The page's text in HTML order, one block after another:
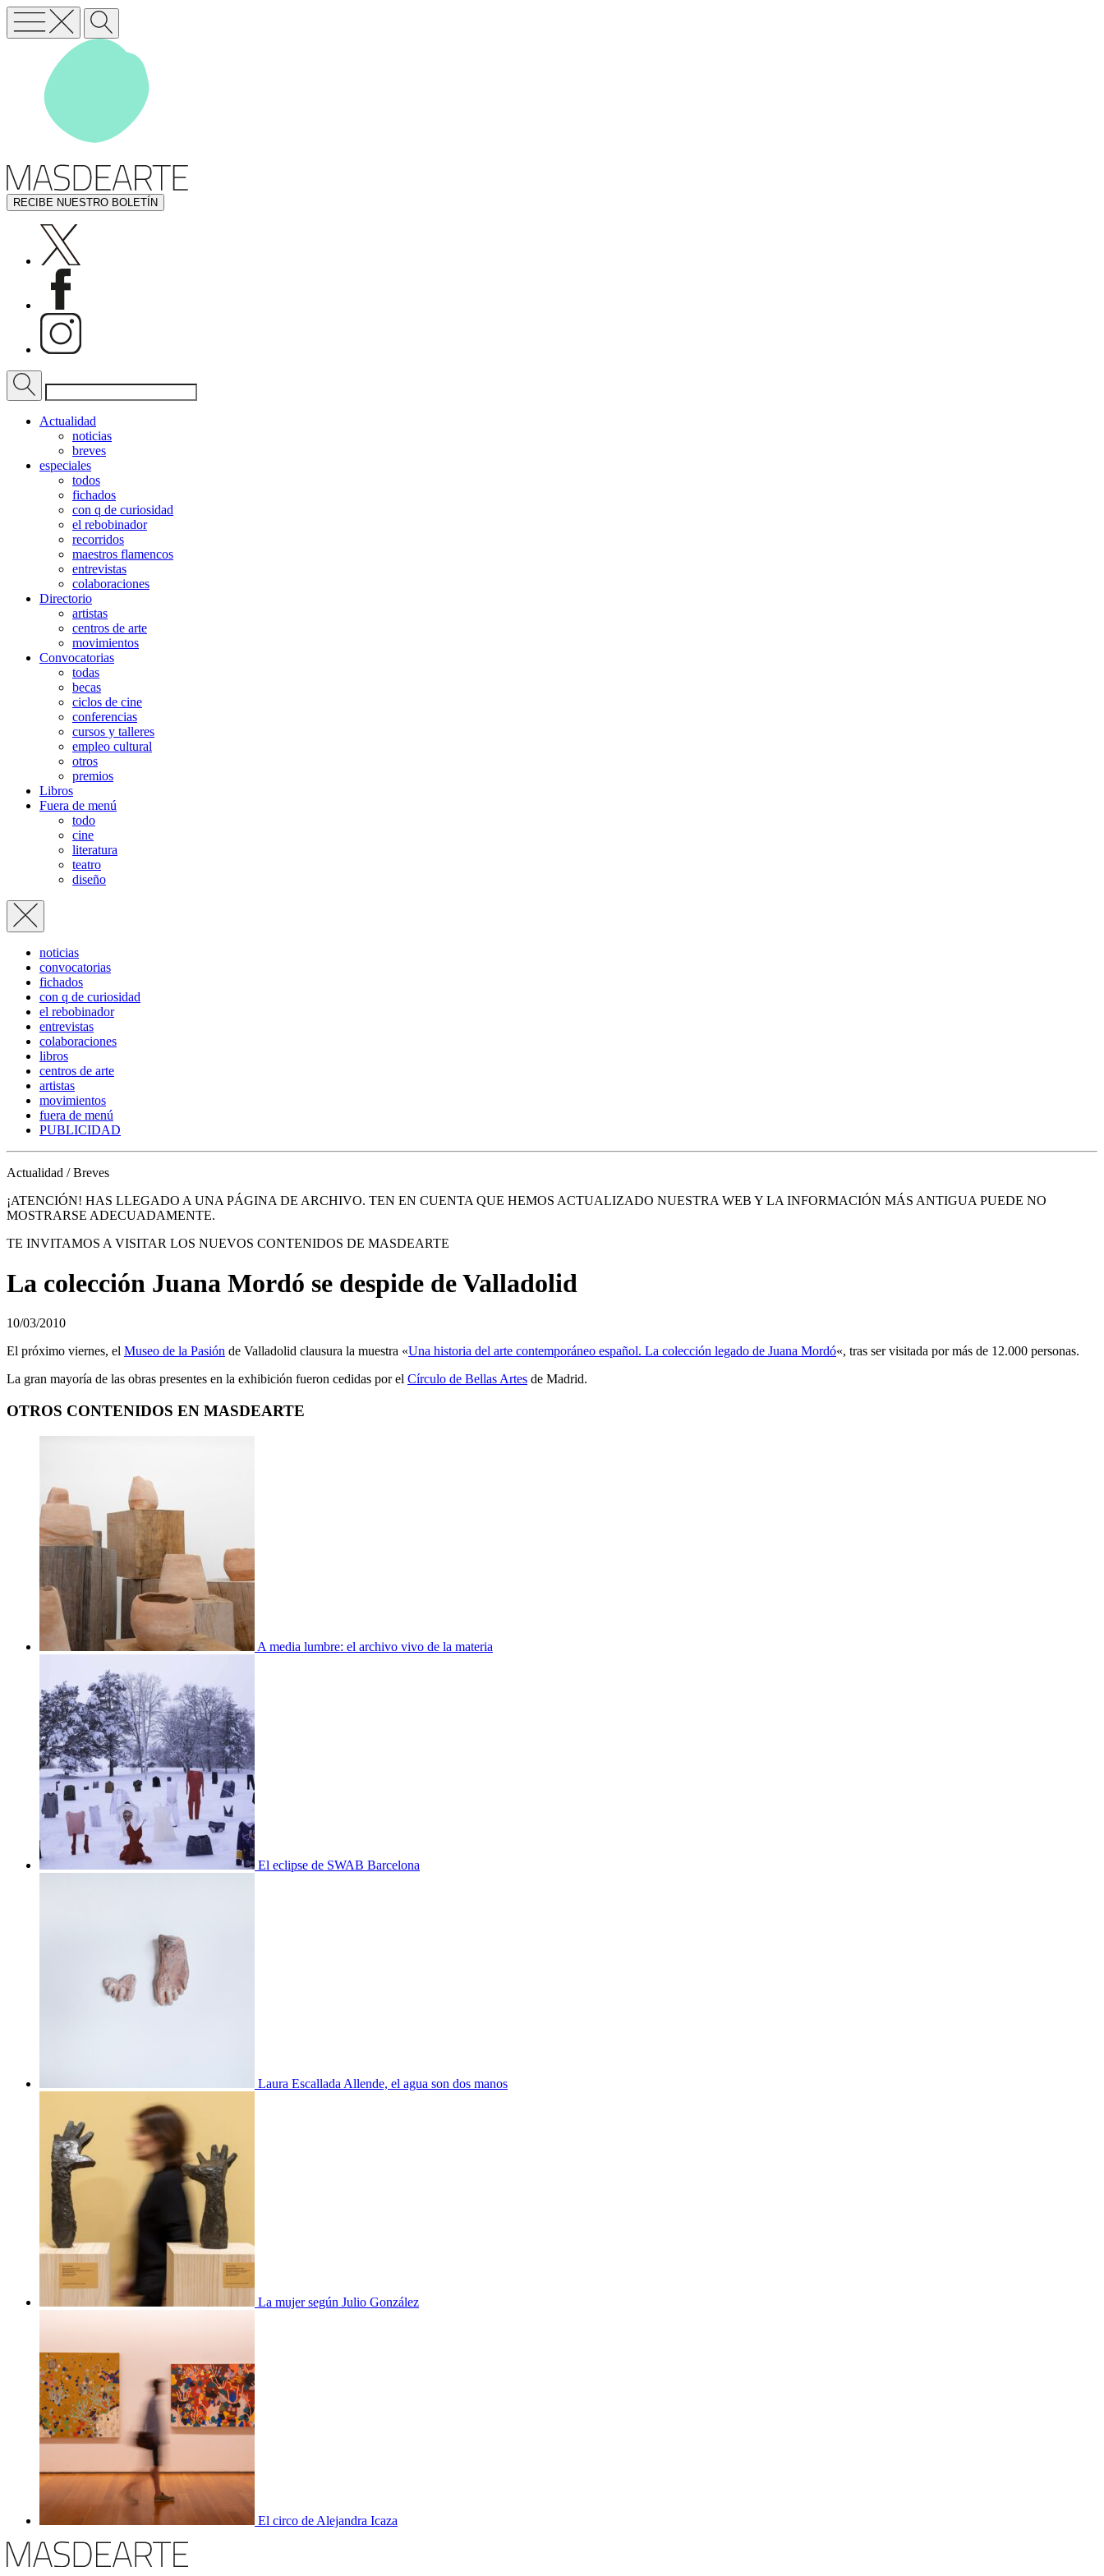
RECIBE NUESTRO BOLETÍN
Actualidad
noticias
breves
especiales
todos
fichados
con q de curiosidad
el rebobinador
recorridos
maestros flamencos
entrevistas
colaboraciones
Directorio
artistas
centros de arte
movimientos
Convocatorias
todas
becas
ciclos de cine
conferencias
cursos y talleres
empleo cultural
otros
premios
Libros
Fuera de menú
todo
cine
literatura
teatro
diseño
noticias
convocatorias
fichados
con q de curiosidad
el rebobinador
entrevistas
colaboraciones
libros
centros de arte
artistas
movimientos
fuera de menú
PUBLICIDAD
Actualidad / Breves
¡ATENCIÓN! HAS LLEGADO A UNA PÁGINA DE ARCHIVO. TEN EN CUENTA QUE HEMOS ACTUALIZADO NUESTRA WEB Y LA INFORMACIÓN MÁS ANTIGUA PUEDE NO
MOSTRARSE ADECUADAMENTE.
TE INVITAMOS A VISITAR LOS NUEVOS CONTENIDOS DE MASDEARTE
La colección Juana Mordó se despide de Valladolid
10/03/2010
El próximo viernes, el Museo de la Pasión de Valladolid clausura la muestra «Una historia del arte contemporáneo español. La colección legado de Juana Mordó«, tras ser visitada por más de 12.000 personas.
La gran mayoría de las obras presentes en la exhibición fueron cedidas por el Círculo de Bellas Artes de Madrid.
OTROS CONTENIDOS EN MASDEARTE
A media lumbre: el archivo vivo de la materia
El eclipse de SWAB Barcelona
Laura Escallada Allende, el agua son dos manos
La mujer según Julio González
El circo de Alejandra Icaza